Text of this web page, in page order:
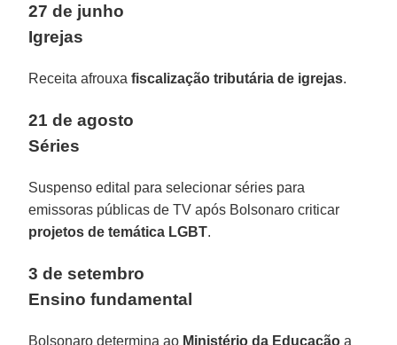
27 de junho
Igrejas
Receita afrouxafiscalização tributária de igrejas.
21 de agosto
Séries
Suspenso edital para selecionar séries para
emissoras públicas de TV após Bolsonaro criticar
projetos de temática LGBT.
3 de setembro
Ensino fundamental
Bolsonaro determina ao Ministério da Educação a